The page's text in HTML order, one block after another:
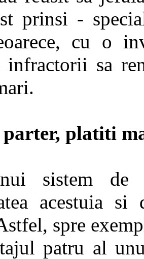
prinsi -
cu o
infractorii sa
platiti
sistem de
acestuia
spre
patru al